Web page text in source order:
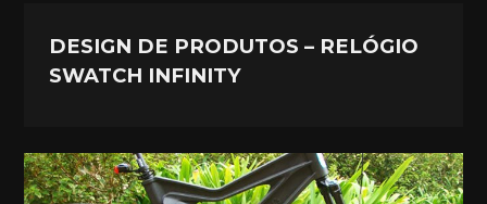
DESIGN DE PRODUTOS – RELÓGIO
SWATCH INFINITY